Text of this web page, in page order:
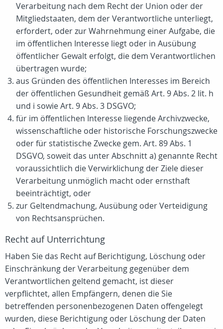
Verarbeitung nach dem Recht der Union oder der
Mitgliedstaaten, dem der Verantwortliche unterliegt,
erfordert, oder zur Wahrnehmung einer Aufgabe, die
im öffentlichen Interesse liegt oder in Ausübung
öffentlicher Gewalt erfolgt, die dem Verantwortlichen
übertragen wurde;
aus Gründen des öffentlichen Interesses im Bereich
der öffentlichen Gesundheit gemäß Art. 9 Abs. 2 lit. h
und i sowie Art. 9 Abs. 3 DSGVO;
für im öffentlichen Interesse liegende Archivzwecke,
wissenschaftliche oder historische Forschungszwecke
oder für statistische Zwecke gem. Art. 89 Abs. 1
DSGVO, soweit das unter Abschnitt a) genannte Recht
voraussichtlich die Verwirklichung der Ziele dieser
Verarbeitung unmöglich macht oder ernsthaft
beeinträchtigt, oder
zur Geltendmachung, Ausübung oder Verteidigung
von Rechtsansprüchen.
Recht auf Unterrichtung
Haben Sie das Recht auf Berichtigung, Löschung oder
Einschränkung der Verarbeitung gegenüber dem
Verantwortlichen geltend gemacht, ist dieser
verpflichtet, allen Empfängern, denen die Sie
betreffenden personenbezogenen Daten offengelegt
wurden, diese Berichtigung oder Löschung der Daten